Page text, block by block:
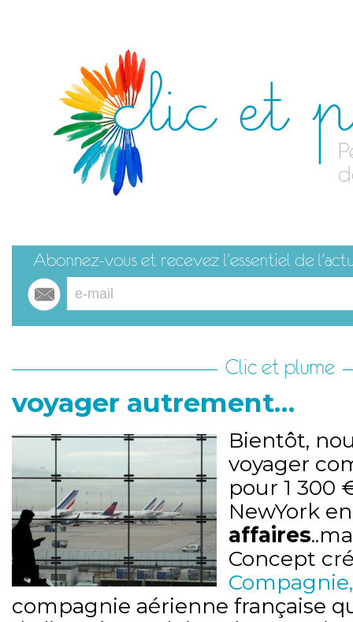
Clic et plume
voyager autrement…
Bientôt,
voyager
pour 1 300
NewYork
affaires
Concept
Compagnie,
compagnie aérienne française